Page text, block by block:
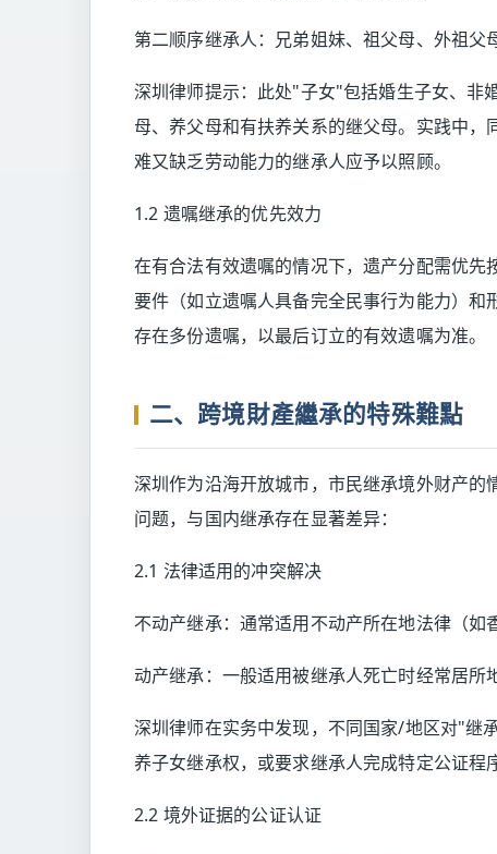
第二顺序继承人：兄弟姐妹、祖父母、外祖父
深圳律师提示：此处"子女"包括婚生子女、非
母、养父母和有扶养关系的继父母。实践中
难又缺乏劳动能力的继承人应予以照顾。
1.2 遗嘱继承的优先效力
在有合法有效遗嘱的情况下，遗产分配需优
要件（如立遗嘱人具备完全民事行为能力）
存在多份遗嘱，以最后订立的有效遗嘱为准。
二、跨境財產繼承的特殊難點
深圳作为沿海开放城市，市民继承境外财产
问题，与国内继承存在显著差异：
2.1 法律适用的冲突解决
不动产继承：通常适用不动产所在地法律（如
动产继承：一般适用被继承人死亡时经常居所
深圳律师在实务中发现，不同国家/地区对"继
养子女继承权，或要求继承人完成特定公证程
2.2 境外证据的公证认证